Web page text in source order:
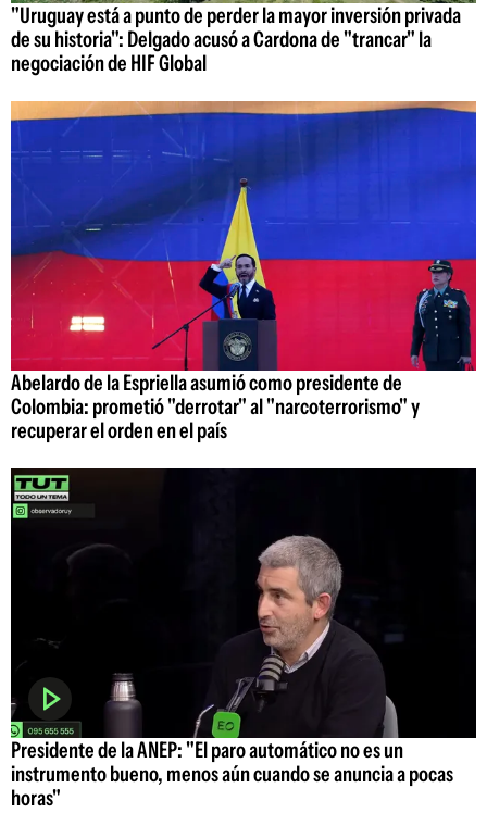
"Uruguay está a punto de perder la mayor inversión privada
de su historia": Delgado acusó a Cardona de "trancar" la
negociación de HIF Global
Abelardo de la Espriella asumió como presidente de
Colombia: prometió "derrotar" al "narcoterrorismo" y
recuperar el orden en el país
Presidente de la ANEP: "El paro automático no es un
instrumento bueno, menos aún cuando se anuncia a pocas
horas"